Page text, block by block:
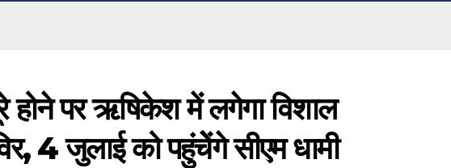
पर ऋषिकेश में लगेगा विशाल
4 जुलाई को पहुंचेेंगे सीएम धामी